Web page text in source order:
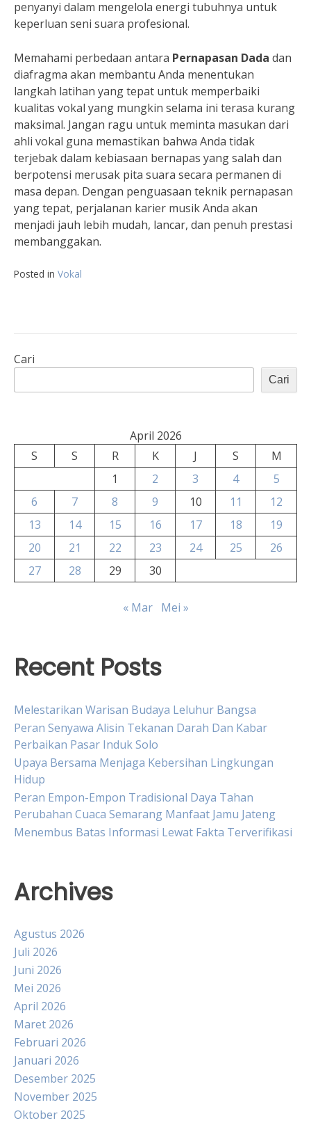
penyanyi dalam mengelola energi tubuhnya untuk
keperluan seni suara profesional.
Memahami perbedaan antara Pernapasan Dada dan
diafragma akan membantu Anda menentukan
langkah latihan yang tepat untuk memperbaiki
kualitas vokal yang mungkin selama ini terasa kurang
maksimal. Jangan ragu untuk meminta masukan dari
ahli vokal guna memastikan bahwa Anda tidak
terjebak dalam kebiasaan bernapas yang salah dan
berpotensi merusak pita suara secara permanen di
masa depan. Dengan penguasaan teknik pernapasan
yang tepat, perjalanan karier musik Anda akan
menjadi jauh lebih mudah, lancar, dan penuh prestasi
membanggakan.
Posted in Vokal
Cari
Cari
April 2026
S
S R K J S
M
1
2 3 4
5
6
7 8 9 10 11
12
13
14 15 16 17 18
19
20
21 22 23 24 25
26
27
28 29 30
« Mar Mei »
Recent Posts
Melestarikan Warisan Budaya Leluhur Bangsa
Peran Senyawa Alisin Tekanan Darah Dan Kabar
Perbaikan Pasar Induk Solo
Upaya Bersama Menjaga Kebersihan Lingkungan
Hidup
Peran Empon-Empon Tradisional Daya Tahan
Perubahan Cuaca Semarang Manfaat Jamu Jateng
Menembus Batas Informasi Lewat Fakta Terverifikasi
Archives
Agustus 2026
Juli 2026
Juni 2026
Mei 2026
April 2026
Maret 2026
Februari 2026
Januari 2026
Desember 2025
November 2025
Oktober 2025